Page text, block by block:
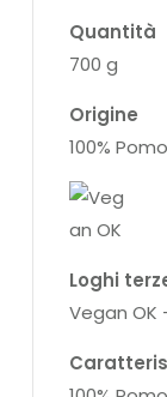
Quantità
700 g
Origine
100%
Loghi
Vegan OK